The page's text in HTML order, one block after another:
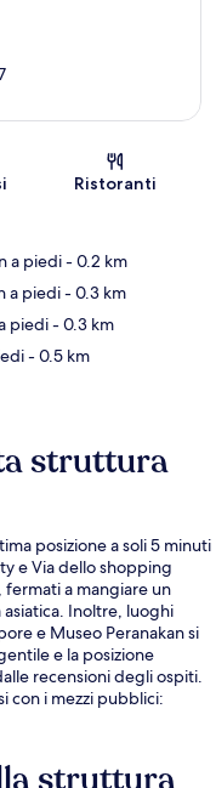
Ristoranti
a piedi- 0.2 km
a piedi- 0.3 km
piedi- 0.3 km
- 0.5 km
struttura
posizione a soli 5 minuti
e Via dello shopping
fermati a mangiare un
Inoltre, luoghi
e Museo Peranakan si
e la posizione
recensioni degli ospiti.
con i mezzi pubblici:
Stazione di Bras Basah a